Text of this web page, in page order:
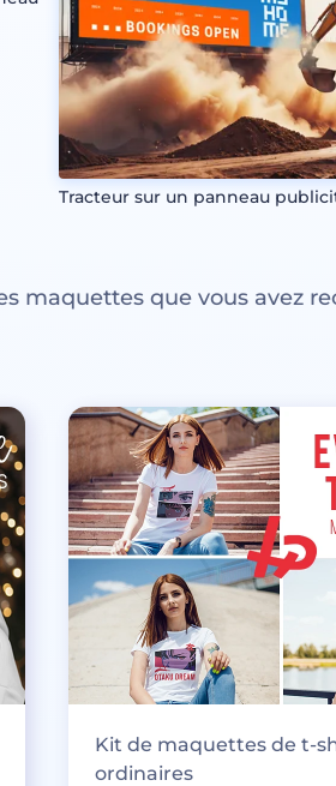
Tracteur sur un panneau
maquettes que vous avez
Kit de maquettes de t-
ordinaires